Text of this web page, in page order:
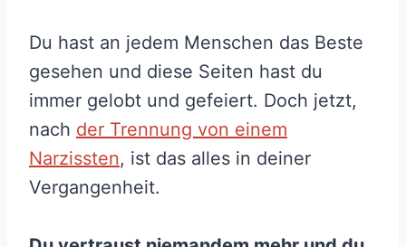
Du hast an jedem Menschen das Beste
gesehen und diese Seiten hast du
immer gelobt und gefeiert. Doch jetzt,
nach der Trennung von einem
Narzissten, ist das alles in deiner
Vergangenheit.